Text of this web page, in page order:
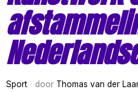
Sport door Thomas van der